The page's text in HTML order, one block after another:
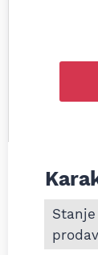
Stanje